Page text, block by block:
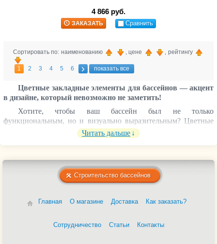
4 866 руб.
ЗАКАЗАТЬ Сравнить
Сортировать по: наименованию , цене , рейтингу
1 2 3 4 5 6 показать все
Цветные закладные элементы для бассейнов — акцент
в дизайне, который невозможно не заметить!
Хотите, чтобы ваш бассейн был не только
функциональным, но и визуально выразительным? Цветные
закладные детали помогут создать гармоничный и стильный
облик, идеально сочетающийся с отделкой из пленки или
В нашем ассортименте:
Донные сливы
Форсунки
Доступные цвета:
Читать дальше
Строительство бассейнов
Главная О магазине Доставка Как заказать?
Сотрудничество Статьи Контакты